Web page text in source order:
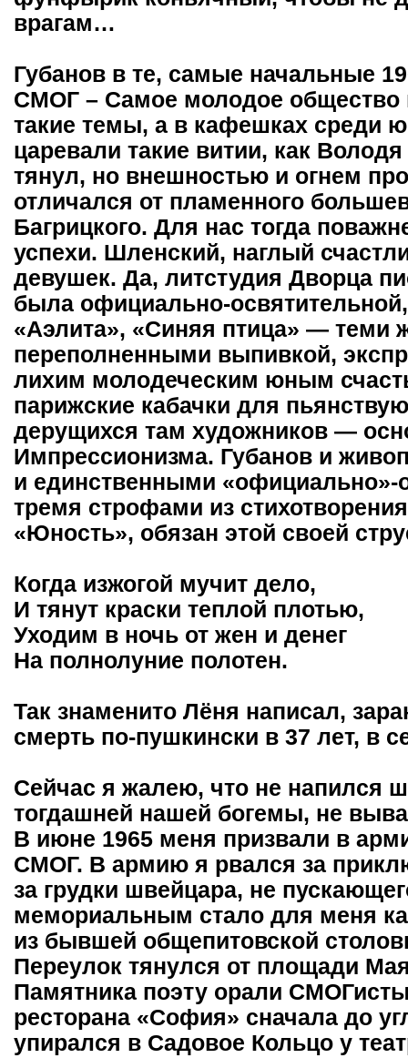
врагам…
Губанов в те, самые начальные
СМОГ – Самое молодое общество
такие темы, а в кафешках среди
царевали такие витии, как
тянул, но внешностью и огнем
отличался от пламенного
Багрицкого. Для нас тогда
успехи. Шленский, наглый
девушек. Да, литстудия Дворца
была официально-
«Аэлита», «Синяя птица» — теми
переполненными выпивкой,
лихим молодеческим юным
парижские кабачки для
дерущихся там художников —
Импрессионизма. Губанов и
и единственными
тремя строфами из
«Юность», обязан этой своей
Когда изжогой мучит дело,
И тянут краски теплой плотью,
Уходим в ночь от жен и денег
На полнолуние полотен.
Так знаменито Лёня написал,
смерть по-пушкински в 37 лет, в
Сейчас я жалею, что не напился
тогдашней нашей богемы, не
В июне 1965 меня призвали в
СМОГ. В армию я рвался за
за грудки швейцара, не
мемориальным стало для меня
из бывшей общепитовской
Переулок тянулся от площади
Памятника поэту орали
ресторана «София» сначала до
упирался в Садовое Кольцо у